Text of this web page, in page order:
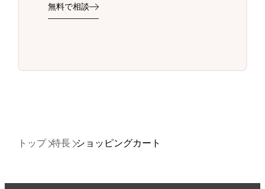
無料で相談
トップ 特長 ショッピングカート